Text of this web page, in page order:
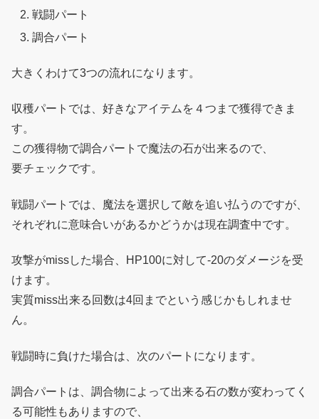
戦闘パート
調合パート
大きくわけて3つの流れになります。
収穫パートでは、好きなアイテムを４つまで獲得できま
す。
この獲得物で調合パートで魔法の石が出来るので、
要チェックです。
戦闘パートでは、魔法を選択して敵を追い払うのですが、
それぞれに意味合いがあるかどうかは現在調査中です。
攻撃がmissした場合、HP100に対して-20のダメージを受
けます。
実質miss出来る回数は4回までという感じかもしれませ
ん。
戦闘時に負けた場合は、次のパートになります。
調合パートは、調合物によって出来る石の数が変わってく
る可能性もありますので、